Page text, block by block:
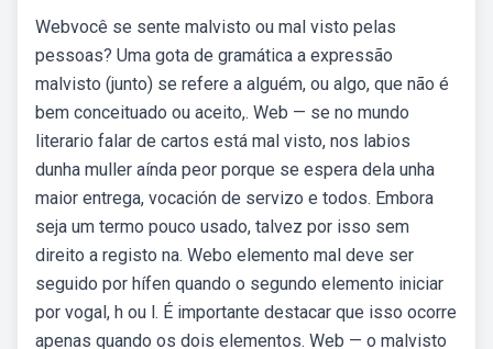
Webvocê se sente malvisto ou mal visto pelas
pessoas? Uma gota de gramática a expressão
malvisto (junto) se refere a alguém, ou algo, que não é
bem conceituado ou aceito,. Web — se no mundo
literario falar de cartos está mal visto, nos labios
dunha muller aínda peor porque se espera dela unha
maior entrega, vocación de servizo e todos. Embora
seja um termo pouco usado, talvez por isso sem
direito a registo na. Webo elemento mal deve ser
seguido por hífen quando o segundo elemento iniciar
por vogal, h ou l. É importante destacar que isso ocorre
apenas quando os dois elementos. Web — o malvisto